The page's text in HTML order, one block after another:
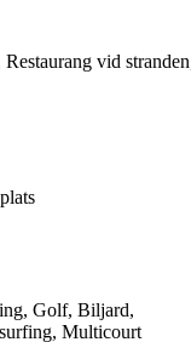
vid
Golf, Biljard,
Multicourt